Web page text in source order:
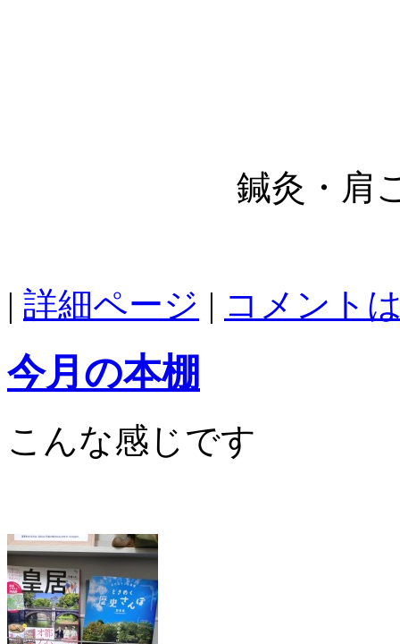
鍼灸・肩
| 詳細ページ | コメント
今月の本棚
こんな感じです